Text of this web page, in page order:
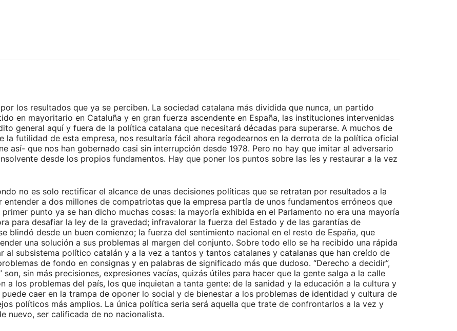
los resultados que ya se perciben. La sociedad catalana más dividida que nunca, un partido
en mayoritario en Cataluña y en gran fuerza ascendente en España, las instituciones intervenidas
general aquí y fuera de la política catalana que necesitará décadas para superarse. A muchos de
la futilidad de esta empresa, nos resultaría fácil ahora regodearnos en la derrota de la política oficial
así- que nos han gobernado casi sin interrupción desde 1978. Pero no hay que imitar al adversario
desde los propios fundamentos. Hay que poner los puntos sobre las íes y restaurar a la vez
no es solo rectificar el alcance de unas decisiones políticas que se retratan por resultados a la
a dos millones de compatriotas que la empresa partía de unos fundamentos erróneos que
punto ya se han dicho muchas cosas: la mayoría exhibida en el Parlamento no era una mayoría
para desafiar la ley de la gravedad; infravalorar la fuerza del Estado y de las garantías de
blindó desde un buen comienzo; la fuerza del sentimiento nacional en el resto de España, que
una solución a sus problemas al margen del conjunto. Sobre todo ello se ha recibido una rápida
al subsistema político catalán y a la vez a tantos y tantos catalanes y catalanas que han creído de
de fondo en consignas y en palabras de significado más que dudoso. “Derecho a decidir”,
son, sin más precisiones, expresiones vacías, quizás útiles para hacer que la gente salga a la calle
a los problemas del país, los que inquietan a tanta gente: de la sanidad y la educación a la cultura y
caer en la trampa de oponer lo social y de bienestar a los problemas de identidad y cultura de
políticos más amplios. La única política seria será aquella que trate de confrontarlos a la vez y
nuevo, ser calificada de no nacionalista.